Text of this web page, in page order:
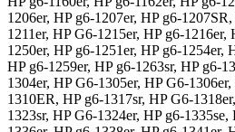
1206er, HP g6-1207er, HP g6-
1211er, HP G6-1215er, HP g6-1216er,
1250er, HP g6-1251er, HP g6-1254er,
HP g6-1259er, HP g6-1263sr, HP g6-
1304er, HP G6-1305er, HP G6-
1310ER, HP g6-1317sr, HP G6-
1323sr, HP G6-1324er, HP g6-